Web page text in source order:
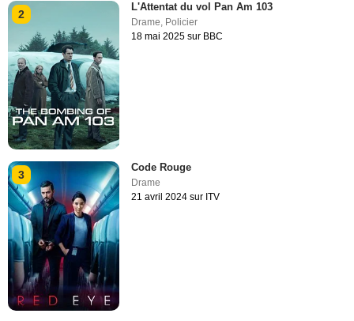
2
L'Attentat du vol Pan Am 103
Drame, Policier
18 mai 2025 sur BBC
3
Code Rouge
Drame
21 avril 2024 sur ITV